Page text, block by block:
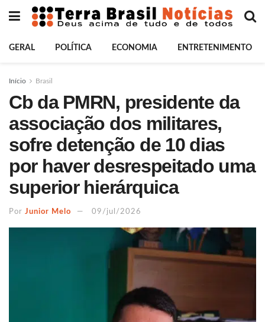
GERAL POLÍTICA ECONOMIA ENTRETENIMENTO
Início Brasil
Cb da PMRN, presidente da
associação dos militares,
sofre detenção de 10 dias
por haver desrespeitado uma
superior hierárquica
Por Junior Melo 09/jul/2026